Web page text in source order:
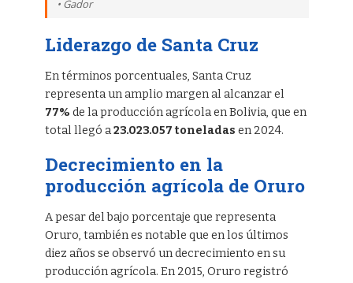
• Gador
Liderazgo de Santa Cruz
En términos porcentuales, Santa Cruz
representa un amplio margen al alcanzar el
77% de la producción agrícola en Bolivia, que en
total llegó a23.023.057 toneladas en 2024.
Decrecimiento en la
producción agrícola de Oruro
A pesar del bajo porcentaje que representa
Oruro, también es notable que en los últimos
diez años se observó un decrecimiento en su
producción agrícola. En 2015, Oruro registró